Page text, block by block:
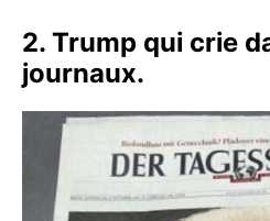
2. Trump qui crie
journaux.